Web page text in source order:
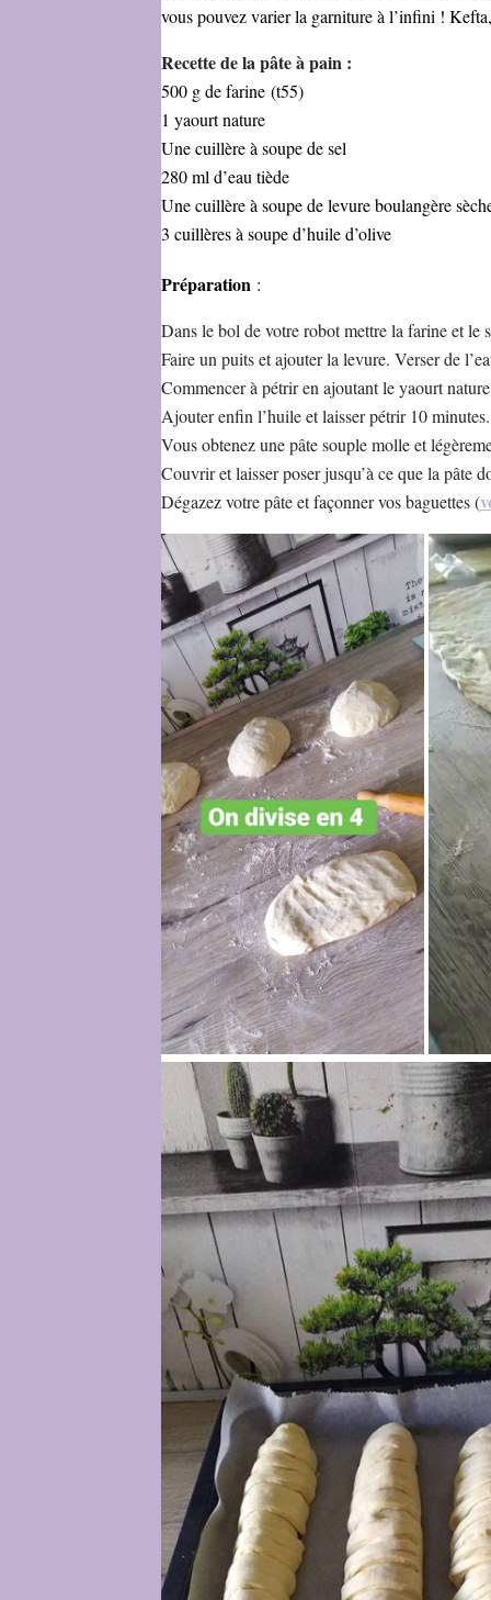
vous pouvez varier la garniture à l’infini !
Recette de la pâte à pain :
500 g de farine (t55)
1 yaourt nature
Une cuillère à soupe de sel
280 ml d’eau tiède
Une cuillère à soupe de levure boulangère
3 cuillères à soupe d’huile d’olive
Préparation :
Dans le bol de votre robot mettre la farine et le
Faire un puits et ajouter la levure. Verser de
Commencer à pétrir en ajoutant le yaourt
Ajouter enfin l’huile et laisser pétrir 10 minutes.
Vous obtenez une pâte souple molle et
Couvrir et laisser poser jusqu’à ce que la pâte
Dégazez votre pâte et façonner vos baguettes (